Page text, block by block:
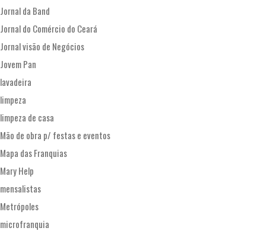
Jornal da Band
Jornal do Comércio do Ceará
Jornal visão de Negócios
Jovem Pan
lavadeira
limpeza
limpeza de casa
Mão de obra p/ festas e eventos
Mapa das Franquias
Mary Help
mensalistas
Metrópoles
microfranquia